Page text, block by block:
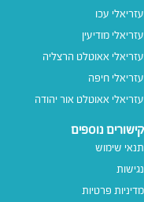
עזריאלי עכו
עזריאלי מודיעין
עזריאלי אאוטלט הרצליה
עזריאלי חיפה
עזריאלי אאוטלט אור יהודה
קישורים נוספים
תנאי שימוש
נגישות
מדיניות פרטיות